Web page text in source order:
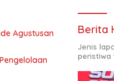
Agustusan
Berita
Jenis
peristiwa